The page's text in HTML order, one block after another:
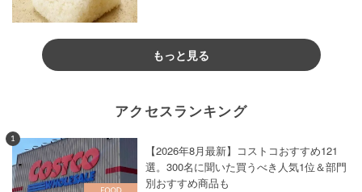
もっと見る
アクセスランキング
1
【2026年8月最新】コストコおすすめ121
選。300名に聞いた買うべき人気1位＆部門
別おすすめ商品も